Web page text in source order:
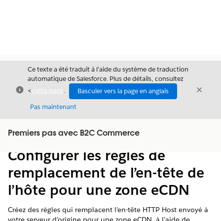
Fermer
Ce texte a été traduit à l’aide du système de traduction
automatique de Salesforce. Plus de détails, consultez
<cette page .
Basculer vers la page en anglais
Pas maintenant
Fermer
Premiers pas avec B2C Commerce
Afficher la table des matières
Table des
matières
Configurer les règles de
remplacement de l’en-tête de
l’hôte pour une zone eCDN
Créez des règles qui remplacent l’en-tête HTTP Host envoyé à